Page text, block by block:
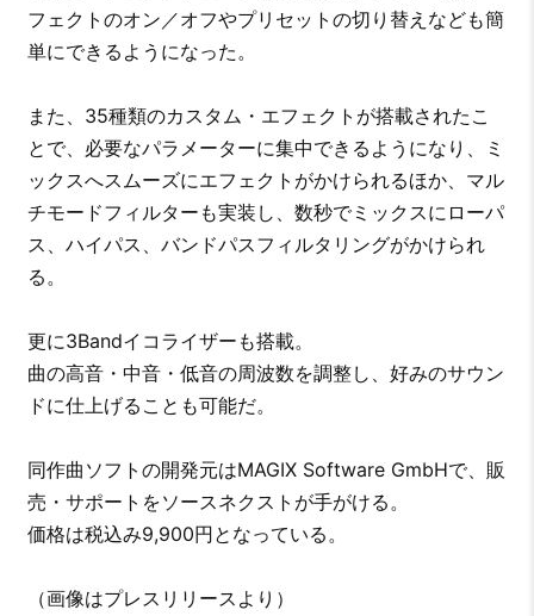
フェクトのオン／オフやプリセットの切り替えなども簡
単にできるようになった。
また、35種類のカスタム・エフェクトが搭載されたこ
とで、必要なパラメーターに集中できるようになり、ミ
ックスへスムーズにエフェクトがかけられるほか、マル
チモードフィルターも実装し、数秒でミックスにローパ
ス、ハイパス、バンドパスフィルタリングがかけられ
る。
更に3Bandイコライザーも搭載。
曲の高音・中音・低音の周波数を調整し、好みのサウン
ドに仕上げることも可能だ。
同作曲ソフトの開発元はMAGIX Software GmbHで、販
売・サポートをソースネクストが手がける。
価格は税込み9,900円となっている。
（画像はプレスリリースより）